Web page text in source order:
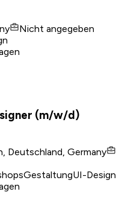
Nicht angegeben
(m/w/d)
Deutschland, Germany
GestaltungUI-Design